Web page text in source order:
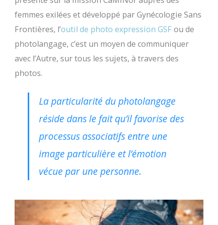
femmes exilées et développé par Gynécologie Sans
Frontières, l’outil de photo expression GSFou de
photolangage, c’est un moyen de communiquer
avec l’Autre, sur tous les sujets, à travers des
photos.
La particularité du photolangage
réside dans le fait qu’il favorise des
processus associatifs entre une
image particulière et l’émotion
vécue par une personne.